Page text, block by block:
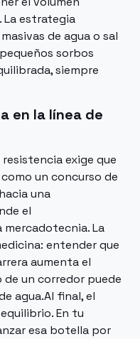
La estrategia
de agua o sal
sorbos
siempre
en la línea de
exige que
un concurso de
una
el
La
entender que
aumenta el
de un corredor puede
agua.Al final, el
En tu
esa botella por